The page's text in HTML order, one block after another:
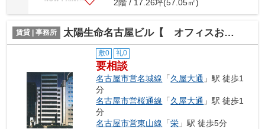
2階 / 17.26坪(57.05㎡)
賃貸 | 事務所 太陽生命名古屋ビル【 オフィスおすすめ 】
敷0 礼0
要相談
名古屋市営名城線 「久屋大通 」駅 徒歩1
分
名古屋市営桜通線 「久屋大通 」駅 徒歩1
分
名古屋市営東山線 「栄 」駅 徒歩5分